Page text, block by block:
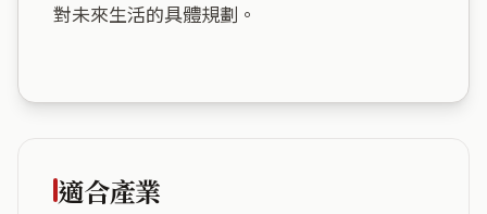
對未來生活的具體規劃。
適合產業